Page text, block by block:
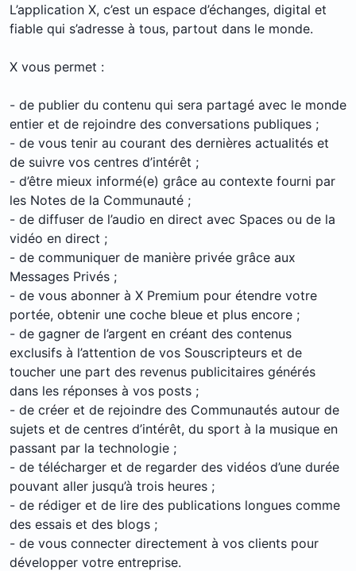
L’application X, c’est un espace d’échanges, digital et
fiable qui s’adresse à tous, partout dans le monde.
X vous permet :
- de publier du contenu qui sera partagé avec le monde
entier et de rejoindre des conversations publiques ;
- de vous tenir au courant des dernières actualités et
de suivre vos centres d’intérêt ;
- d’être mieux informé(e) grâce au contexte fourni par
les Notes de la Communauté ;
- de diffuser de l’audio en direct avec Spaces ou de la
vidéo en direct ;
- de communiquer de manière privée grâce aux
Messages Privés ;
- de vous abonner à X Premium pour étendre votre
portée, obtenir une coche bleue et plus encore ;
- de gagner de l’argent en créant des contenus
exclusifs à l’attention de vos Souscripteurs et de
toucher une part des revenus publicitaires générés
dans les réponses à vos posts ;
- de créer et de rejoindre des Communautés autour de
sujets et de centres d’intérêt, du sport à la musique en
passant par la technologie ;
- de télécharger et de regarder des vidéos d’une durée
pouvant aller jusqu’à trois heures ;
- de rédiger et de lire des publications longues comme
des essais et des blogs ;
- de vous connecter directement à vos clients pour
développer votre entreprise.